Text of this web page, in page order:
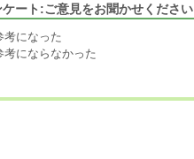
ケート:ご意見をお聞かせください
考になった
考にならなかった